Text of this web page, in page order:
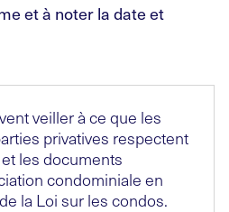
et à noter la date et
veiller à ce que les
privatives respectent
les documents
condominiale en
la Loi sur les condos.